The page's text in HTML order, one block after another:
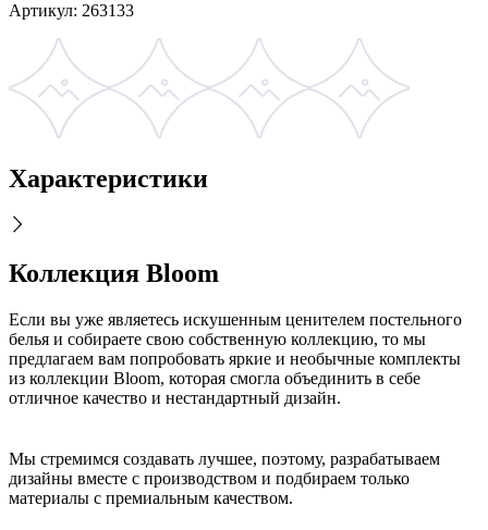
Артикул: 263133
Характеристики
Коллекция Bloom
Если вы уже являетесь искушенным ценителем постельного
белья и собираете свою собственную коллекцию, то мы
предлагаем вам попробовать яркие и необычные комплекты
из коллекции Bloom, которая смогла объединить в себе
отличное качество и нестандартный дизайн.
Мы стремимся создавать лучшее, поэтому, разрабатываем
дизайны вместе с производством и подбираем только
материалы с премиальным качеством.